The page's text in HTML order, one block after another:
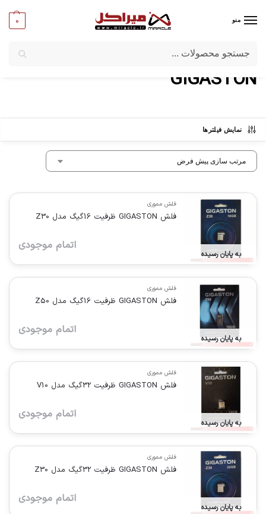
منو 0
میراکل/برندها/
GIGASTON
GIGASTON
نمایش فیلترها
به پایان رسیده
فلش مموری
فلش GIGASTON ظرفیت 16گیگ مدل Z30
اتمام موجودی
به پایان رسیده
فلش مموری
فلش GIGASTON ظرفیت 16گیگ مدل Z50
اتمام موجودی
به پایان رسیده
فلش مموری
فلش GIGASTON ظرفیت 32گیگ مدل V10
اتمام موجودی
به پایان رسیده
فلش مموری
فلش GIGASTON ظرفیت 32گیگ مدل Z30
اتمام موجودی